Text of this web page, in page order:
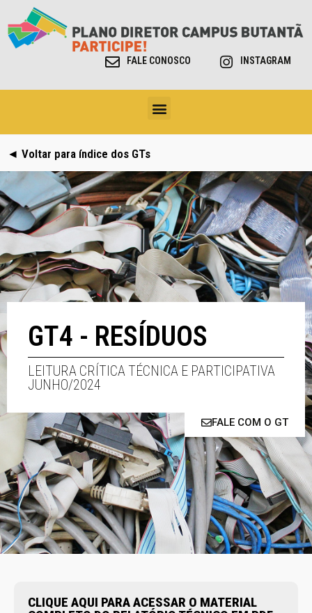
FALE CONOSCO INSTAGRAM
◄ Voltar para índice dos GTs
GT4 - RESÍDUOS
LEITURA CRÍTICA TÉCNICA E PARTICIPATIVA
JUNHO/2024
FALE COM O GT
CLIQUE AQUI PARA ACESSAR O MATERIAL